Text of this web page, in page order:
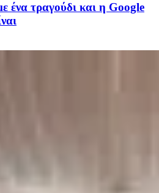
ένα τραγούδι και η Google